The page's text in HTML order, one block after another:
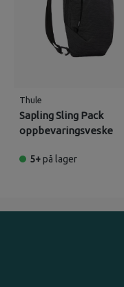
Thule
Sapling Sling Pack
oppbevaringsveske
5+på lager